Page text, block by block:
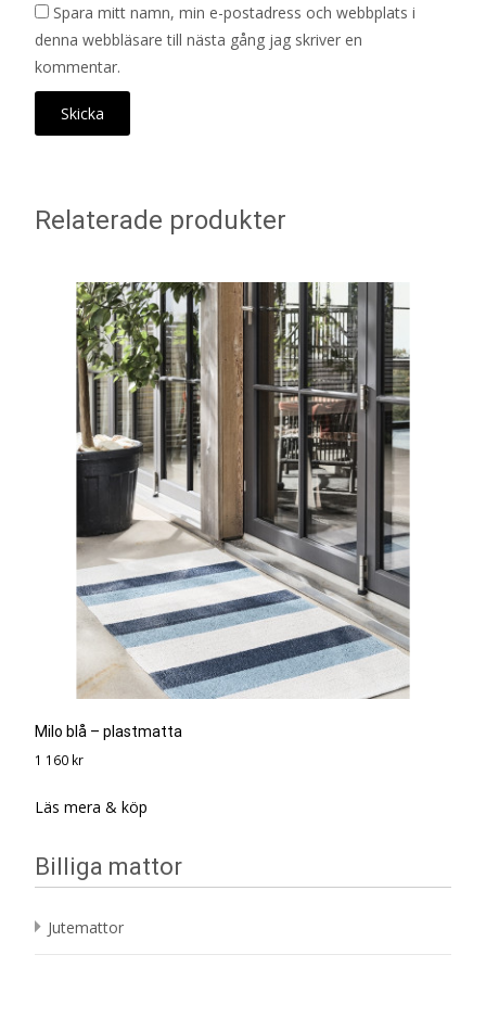
Spara mitt namn, min e-postadress och webbplats i
denna webbläsare till nästa gång jag skriver en
kommentar.
Relaterade produkter
Milo blå – plastmatta
1 160 kr
Läs mera & köp
Billiga mattor
Jutemattor